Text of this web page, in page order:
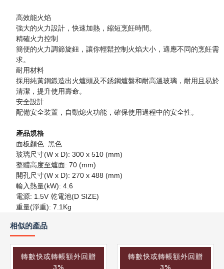
高效能火焰
強大的火力設計，快速加熱，縮短烹飪時間。
精確火力控制
簡便的火力調節旋鈕，讓你輕鬆控制火焰大小，適應不同的烹飪需
求。
耐用材料
採用純黃銅鍛造出火爐頭及不銹鋼爐盤和耐高溫玻璃，耐用且易於
清潔，提升使用壽命。
安全設計
配備安全裝置，自動熄火功能，確保使用過程中的安全性。
產品規格
面板顏色: 黑色
玻璃尺寸(W x D): 300 x 510 (mm)
整體高度至爐面: 70 (mm)
開孔尺寸(W x D): 270 x 488 (mm)
輸入熱量(kW): 4.6
電源: 1.5V 乾電池(D SIZE)
重量(淨重): 7.1Kg
相似的產品
轉數快或轉帳額外回贈
轉數快或轉帳額外回贈